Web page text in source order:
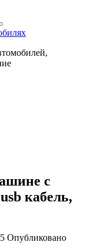
с
кабель,
Опубликовано